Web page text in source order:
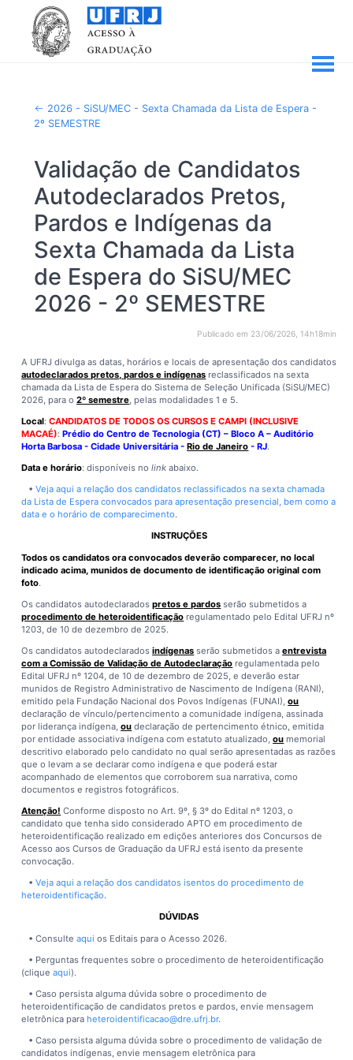
2026 - SiSU/MEC - Sexta Chamada da Lista de Espera -
2º SEMESTRE
Validação de Candidatos
Autodeclarados Pretos,
Pardos e Indígenas da
Sexta Chamada da Lista
de Espera do SiSU/MEC
2026 - 2º SEMESTRE
Publicado em 23/06/2026, 14h18min
A UFRJ divulga as datas, horários e locais de apresentação dos candidatos
autodeclarados pretos, pardos e indígenas reclassificados na sexta
chamada da Lista de Espera do Sistema de Seleção Unificada (SiSU/MEC)
2026, para o2º semestre , pelas modalidades 1 e 5.
Local:CANDIDATOS DE TODOS OS CURSOS E CAMPI (INCLUSIVE
MACAÉ):Prédio do Centro de Tecnologia (CT) – Bloco A – Auditório
Horta Barbosa - Cidade Universitária -Rio de Janeiro - RJ.
Data e horário: disponíveis nolink abaixo.
•Veja aqui a relação dos candidatos reclassificados na sexta chamada
da Lista de Espera convocados para apresentação presencial, bem como a
data e o horário de comparecimento.
INSTRUÇÕES
Todos os candidatos ora convocados deverão comparecer, no local
indicado acima, munidos de documento de identificação original com
foto.
Os candidatos autodeclaradospretos e pardos serão submetidos a
procedimento de heteroidentificação regulamentado pelo Edital UFRJ nº
1203, de 10 de dezembro de 2025.
Os candidatos autodeclaradosindígenas serão submetidos aentrevista
com a Comissão de Validação de Autodeclaração regulamentada pelo
Edital UFRJ nº 1204, de 10 de dezembro de 2025, e deverão estar
munidos de Registro Administrativo de Nascimento de Indígena (RANI),
emitido pela Fundação Nacional dos Povos Indígenas (FUNAI),ou
declaração de vínculo/pertencimento a comunidade indígena, assinada
por liderança indígena,ou declaração de pertencimento étnico, emitida
por entidade associativa indígena com estatuto atualizado,ou memorial
descritivo elaborado pelo candidato no qual serão apresentadas as razões
que o levam a se declarar como indígena e que poderá estar
acompanhado de elementos que corroborem sua narrativa, como
documentos e registros fotográficos.
Atenção! Conforme disposto no Art. 9º, § 3º do Edital nº 1203, o
candidato que tenha sido considerado APTO em procedimento de
heteroidentificação realizado em edições anteriores dos Concursos de
Acesso aos Cursos de Graduação da UFRJ está isento da presente
convocação.
•Veja aqui a relação dos candidatos isentos do procedimento de
heteroidentificação.
DÚVIDAS
• Consulteaqui os Editais para o Acesso 2026.
• Perguntas frequentes sobre o procedimento de heteroidentificação
(cliqueaqui).
• Caso persista alguma dúvida sobre o procedimento de
heteroidentificação de candidatos pretos e pardos, envie mensagem
eletrônica paraheteroidentificacao@dre.ufrj.br.
• Caso persista alguma dúvida sobre o procedimento de validação de
candidatos indígenas, envie mensagem eletrônica para